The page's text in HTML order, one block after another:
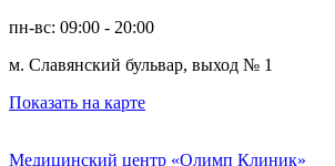
пн-вс: 09:00 - 20:00
м. Славянский бульвар, выход № 1
Показать на карте
Медицинский центр «Олимп Клиник»